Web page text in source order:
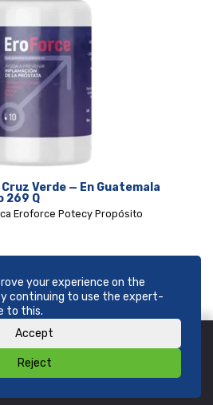
your experience on the
continuing to use the expert-
to this.
Accept
Reject
Verde — En Guatemala
269 Q
Eroforce Potecy Propósito